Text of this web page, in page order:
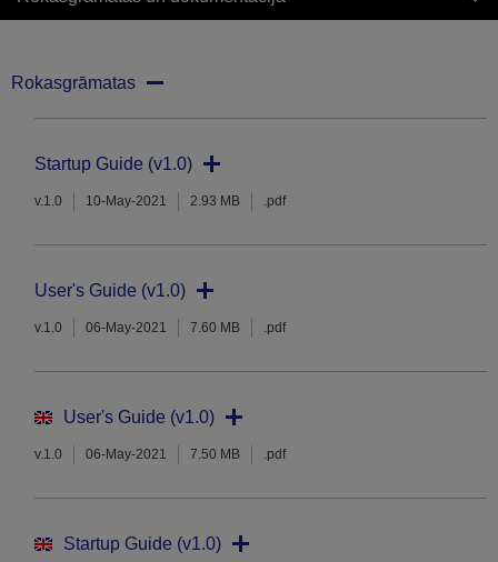
Rokasgrāmatas
Startup Guide (v1.0)
v.1.0 10-May-2021 2.93 MB .pdf
User's Guide (v1.0)
v.1.0 06-May-2021 7.60 MB .pdf
User's Guide (v1.0)
v.1.0 06-May-2021 7.50 MB .pdf
Startup Guide (v1.0)